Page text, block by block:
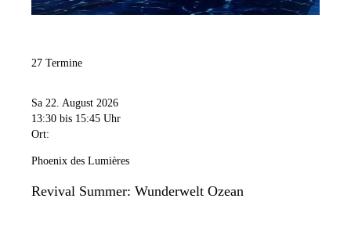
27 Termine
Sa 22. August 2026
13:30 bis 15:45 Uhr
Ort:
Phoenix des Lumières
Revival Summer: Wunderwelt Ozean